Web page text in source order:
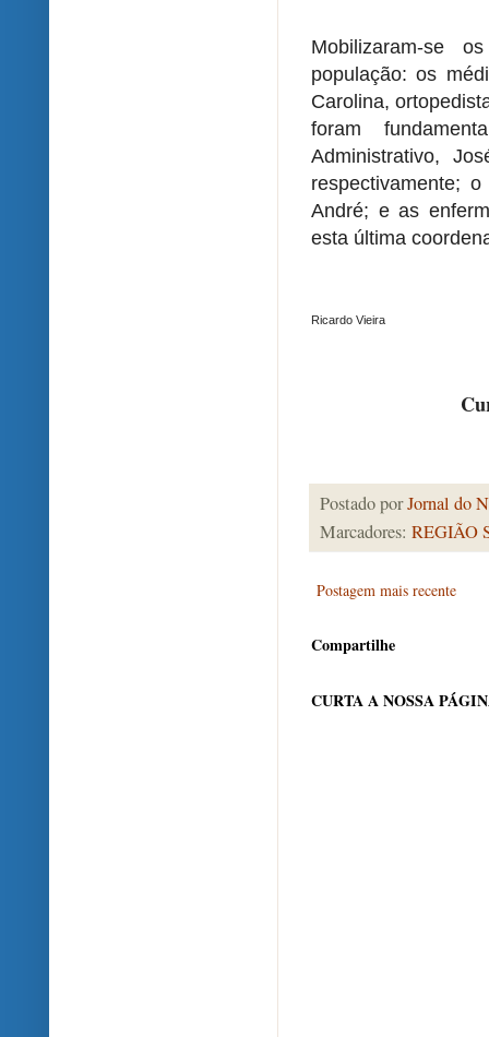
Mobilizaram-se
população: os
Carolina,
foram
Administrativo,
respectivamente;
André; e as
esta última
Ricardo Vieira
Postado porJornal do
Marcadores: REGIÃO
Postagem mais recente
Compartilhe
CURTA A NOSSA